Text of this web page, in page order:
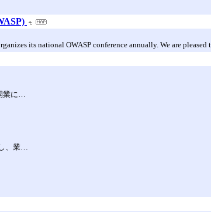
its national OWASP conference annually. We are
業に…
、業…